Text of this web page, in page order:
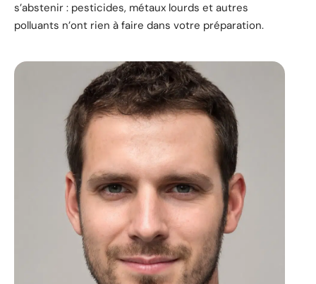
s’abstenir : pesticides, métaux lourds et autres
polluants n’ont rien à faire dans votre préparation.